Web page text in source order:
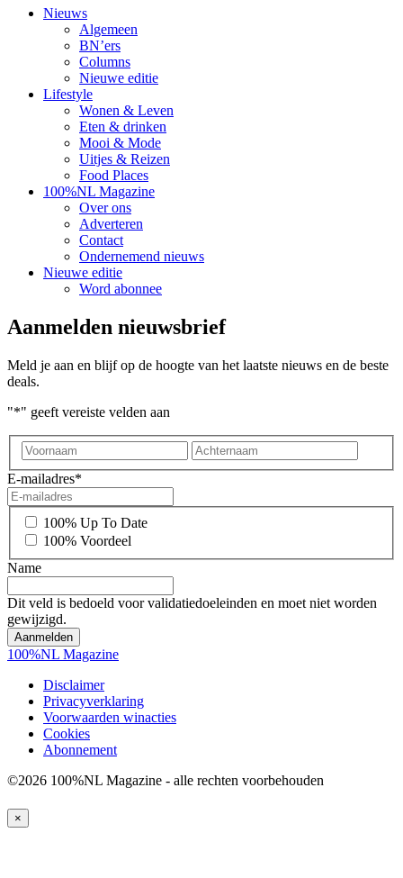
Nieuws
Algemeen
BN’ers
Columns
Nieuwe editie
Lifestyle
Wonen & Leven
Eten & drinken
Mooi & Mode
Uitjes & Reizen
Food Places
100%NL Magazine
Over ons
Adverteren
Contact
Ondernemend nieuws
Nieuwe editie
Word abonnee
Aanmelden nieuwsbrief
Meld je aan en blijf op de hoogte van het laatste nieuws en de beste
deals.
"*" geeft vereiste velden aan
Voornaam
E-mailadres*
*
100% Up To Date
100% Voordeel
Name
Dit veld is bedoeld voor validatiedoeleinden en moet niet worden
gewijzigd.
100%NL Magazine
Disclaimer
Privacyverklaring
Voorwaarden winacties
Cookies
Abonnement
©2026 100%NL Magazine - alle rechten voorbehouden
×